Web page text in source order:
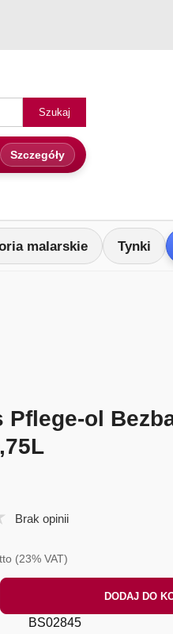
Szukaj
Szczegóły
malarskie Tynki
Pflege-ol
Brak opinii
(23% VAT)
DODAJ DO
BS02845